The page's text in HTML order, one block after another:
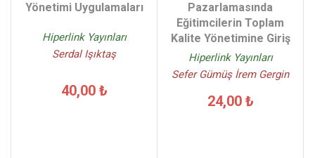
Yönetimi Uygulamaları
Hiperlink Yayınları
Serdal Işıktaş
40,00 ₺
Pazarlamasında
Eğitimcilerin Toplam
Kalite Yönetimine Giriş
Hiperlink Yayınları
Sefer Gümüş İrem Gergin
24,00 ₺